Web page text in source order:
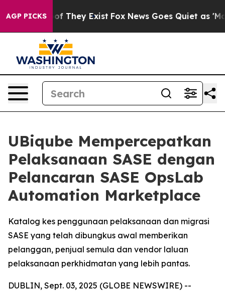
AGP PICKS
no Proof They Exist Fox News Goes Quiet as
UBiqube Mempercepatkan
Pelaksanaan SASE dengan
Pelancaran SASE OpsLab
Automation Marketplace
Katalog kes penggunaan pelaksanaan dan migrasi
SASE yang telah dibungkus awal memberikan
pelanggan, penjual semula dan vendor laluan
pelaksanaan perkhidmatan yang lebih pantas.
DUBLIN, Sept. 03, 2025 (GLOBE NEWSWIRE) --